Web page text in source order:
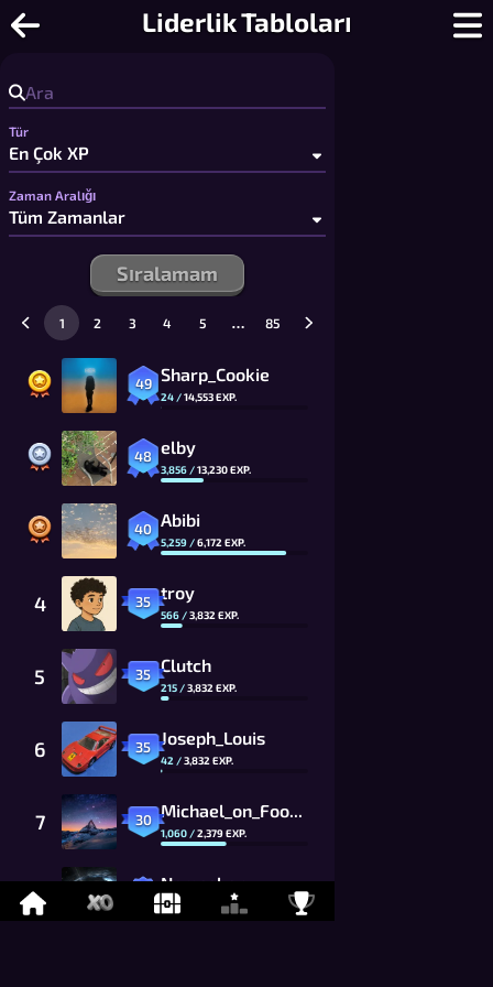
Liderlik Tabloları
Tik Tak Toe - Ücretsiz 2 Kişilik Tik
Tür
Zaman Aralığı
Sıralamam
49 Sharp_Cookie
24 /14,553EXP.
48 elby
3,856 /13,230EXP.
40 Abibi
5,259 /6,172 EXP.
4 35 troy
566 /3,832 EXP.
5 35 Clutch
215 /3,832 EXP.
6 35 Joseph_Louis
42 /3,832 EXP.
7 30 Michael_on_Foony
1,060 /2,379EXP.
8 Namaskar
869 EXP.
1 2 3 4 5 … 85